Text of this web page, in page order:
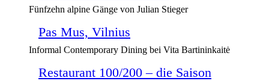
Fünfzehn alpine Gänge von Julian Stieger
Pas Mus, Vilnius
Informal Contemporary Dining bei Vita Bartininkaitė
Restaurant 100/200 – die Saison